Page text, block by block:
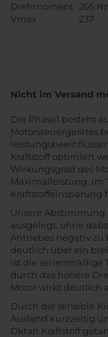
Drehmoment
265
Vmax
237
Nicht im Versand
Die Phase1 besteht
Motorsteuergerätes
Kraftstoff optimiert
Wirkungsgrad des
Maximalleistung, im
Kraftstoffeinsparung
Unsere Abstimmung
ausgelegt, ohne
Antriebes negativ zu
deutlich über ein
ist die serienmäßige
durch das höhere
Motor wirkt deutlich
Durch die sensible
Ausland kurzzeitig
Oktan Kraftstoff